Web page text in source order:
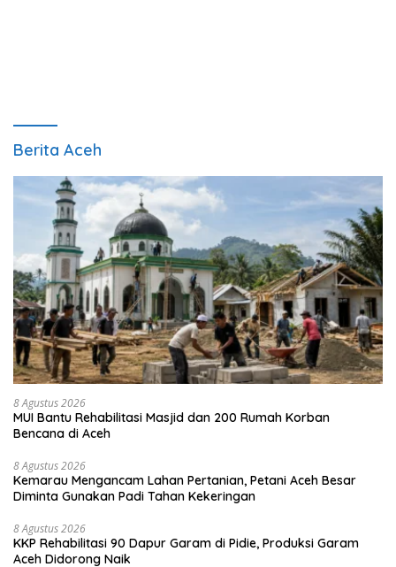
Berita Aceh
8 Agustus 2026
MUI Bantu Rehabilitasi Masjid dan 200 Rumah Korban
Bencana di Aceh
8 Agustus 2026
Kemarau Mengancam Lahan Pertanian, Petani Aceh Besar
Diminta Gunakan Padi Tahan Kekeringan
8 Agustus 2026
KKP Rehabilitasi 90 Dapur Garam di Pidie, Produksi Garam
Aceh Didorong Naik